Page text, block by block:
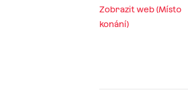
Zobrazit web (Místo
konání)